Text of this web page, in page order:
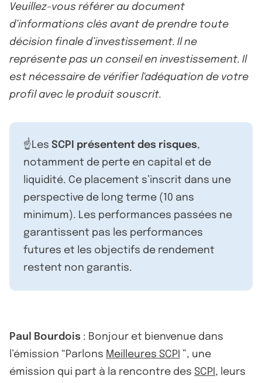
Veuillez-vous référer au document
d’informations clés avant de prendre toute
décision finale d’investissement. Il ne
représente pas un conseil en investissement. Il
est nécessaire de vérifier l'adéquation de votre
profil avec le produit souscrit.
☝️Les SCPI présentent des risques,
notamment de perte en capital et de
liquidité. Ce placement s’inscrit dans une
perspective de long terme (10 ans
minimum). Les performances passées ne
garantissent pas les performances
futures et les objectifs de rendement
restent non garantis.
Paul Bourdois : Bonjour et bienvenue dans
l’émission “Parlons Meilleures SCPI ”, une
émission qui part à la rencontre des SCPI , leurs